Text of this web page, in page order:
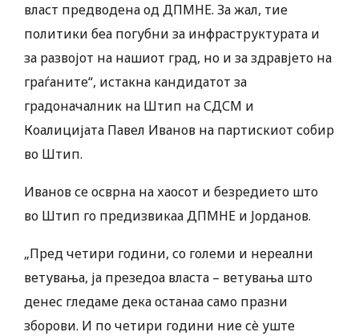
власт предводена од ДПМНЕ. За жал, тие
политики беа погубни за инфраструктурата и
за развојот на нашиот град, но и за здравјето на
граѓаните“, истакна кандидатот за
градоначалник на Штип на СДСМ и
Коалицијата Павел Иванов на партискиот собир
во Штип.
Иванов се осврна на хаосот и безредието што
во Штип го предизвикаа ДПМНЕ и Јорданов.
„Пред четири години, со големи и нереални
ветувања, ја презедоа власта – ветувања што
денес гледаме дека останаа само празни
зборови. И по четири години ние сè уште